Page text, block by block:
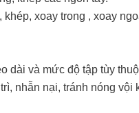
xoay trong , xoay
dài và mức độ tập tùy
nhẫn nại, tránh nóng